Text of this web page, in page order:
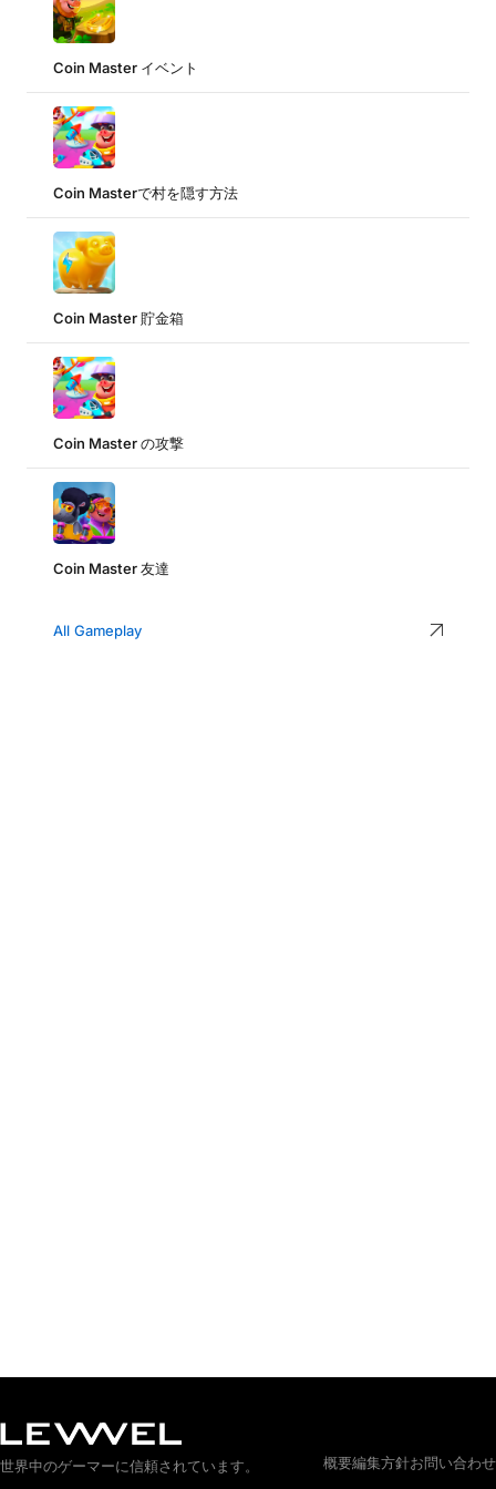
Coin Master イベント
Coin Masterで村を隠す方法
Coin Master 貯金箱
Coin Master の攻撃
Coin Master 友達
All Gameplay
世界中のゲーマーに信頼されています。 概要編集方針お問い合わせ